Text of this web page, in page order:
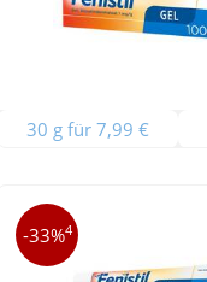
30 g für 7,99 €
-33%4